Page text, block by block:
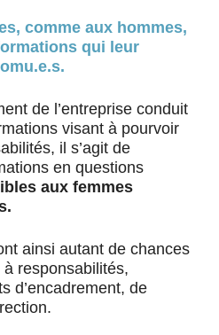
comme aux hommes,
qui leur
de l’entreprise conduit
visant à pourvoir
il s’agit de
en questions
aux femmes
ainsi autant de chances
à responsabilités,
d’encadrement, de